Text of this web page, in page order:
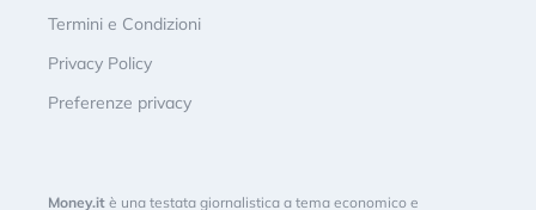
Termini e Condizioni
Privacy Policy
Preferenze privacy
Money.it è una testata giornalistica a tema economico e